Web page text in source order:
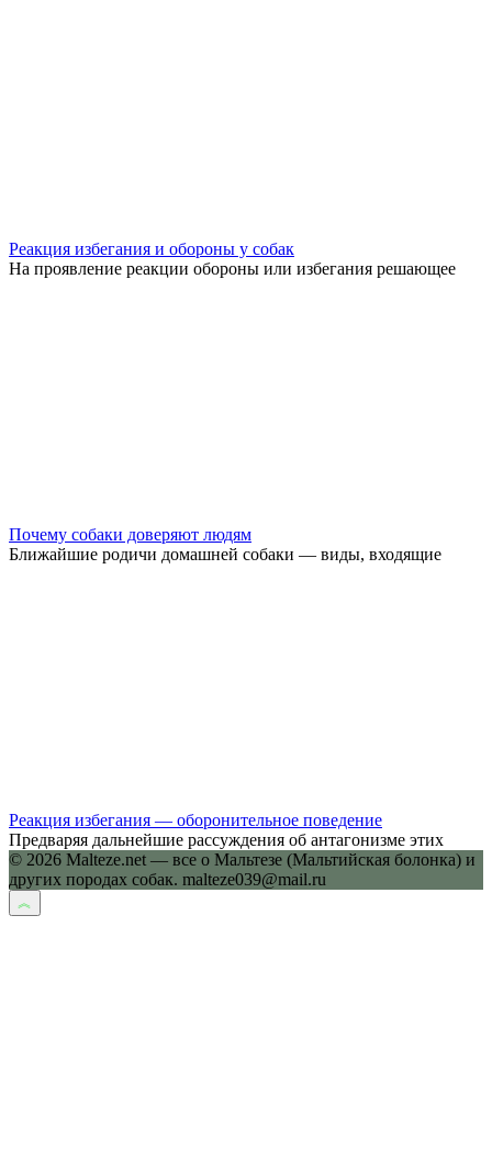
Реакция избегания и обороны у собак
На проявление реакции обороны или избегания решающее
Почему собаки доверяют людям
Ближайшие родичи домашней собаки — виды, входящие
Реакция избегания — оборонительное поведение
Предваряя дальнейшие рассуждения об антагонизме этих
© 2026 Malteze.net — все о Мальтезе (Мальтийская болонка) и
других породах собак. malteze039@mail.ru